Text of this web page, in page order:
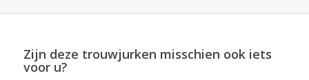
Zijn deze trouwjurken misschien ook iets
voor u?